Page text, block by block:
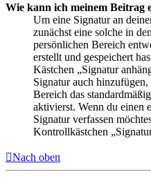
Wie kann ich meinem Beitrag
Um eine Signatur an
zunächst eine solche in
persönlichen Bereich
erstellt und gespeichert
Kästchen „Signatur
Signatur auch
Bereich das
aktivierst. Wenn du einen
Signatur verfassen
Kontrollkästchen
Nach oben